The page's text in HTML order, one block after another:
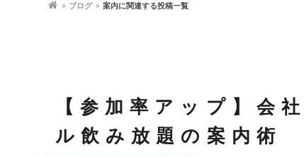
ブログ 案内に関連する投稿一覧
【参加率アップ】会
ル飲み放題の案内術